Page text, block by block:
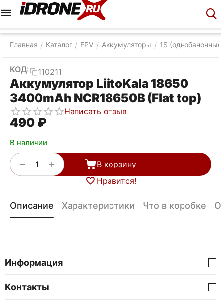
Главная / Каталог / FPV / Аккумуляторы / 1S
КОД: 110211
Аккумулятор LiitoKala 18650
3400mAh NCR18650B (Flat top)
Написать отзыв
‍490‍ ₽
В наличии
+
−
В корзину
Нравится!
Описание Характеристики Что в коробке
Информация
Контакты
Корзина